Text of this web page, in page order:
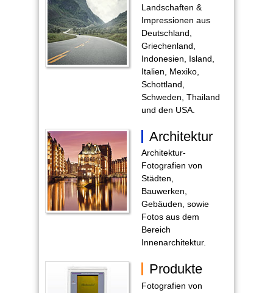
Landschaften &
Impressionen aus
Deutschland,
Griechenland,
Indonesien, Island,
Italien, Mexiko,
Schottland,
Schweden, Thailand
und den USA.
Architektur
Architektur-
Fotografien von
Städten,
Bauwerken,
Gebäuden, sowie
Fotos aus dem
Bereich
Innenarchitektur.
Produkte
Fotografien von